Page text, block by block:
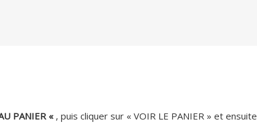
PANIER « , puis cliquer sur « VOIR LE PANIER » et ensuite